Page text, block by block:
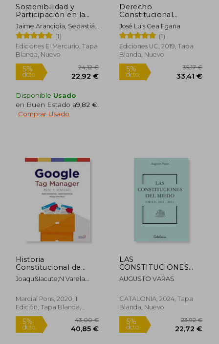
Sostenibilidad y
Participación en la
Constitución
Jaime Arancibia, Sebastián
Claro, Ilustraciones De
Juan Berrio
(1)
Ediciones El Mercurio, Tapa
Blanda, Nuevo
5%
Disponible Usado
en Buen Estado a9,82 €
Comprar Usado
Derecho
Constitucional
Chileno tomo II.
Derechos, deberes y
garantías
José Luis Cea Egaña
(1)
Ediciones UC, 2019, Tapa
Blanda, Nuevo
5%
dcto.
Historia
Constitucional de
España
Joaqu&Iacute;N Varela
Marcial Pons, 2020, 1
Edición, Tapa Blanda,
Nuevo
LAS
CONSTITUCIONES
DEL MIEDO
AUGUSTO VARAS
CATALONIA, 2024, Tapa
Blanda, Nuevo